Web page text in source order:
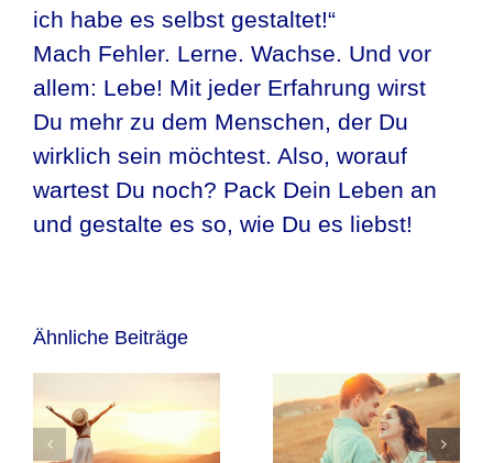
ich habe es selbst gestaltet!“
Mach Fehler. Lerne. Wachse. Und vor
allem: Lebe! Mit jeder Erfahrung wirst
Du mehr zu dem Menschen, der Du
wirklich sein möchtest. Also, worauf
wartest Du noch? Pack Dein Leben an
und gestalte es so, wie Du es liebst!
Ähnliche Beiträge